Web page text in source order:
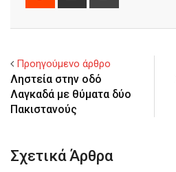
Προηγούμενο άρθρο
Ληστεία στην οδό
Λαγκαδά με θύματα δύο
Πακιστανούς
Σχετικά Άρθρα